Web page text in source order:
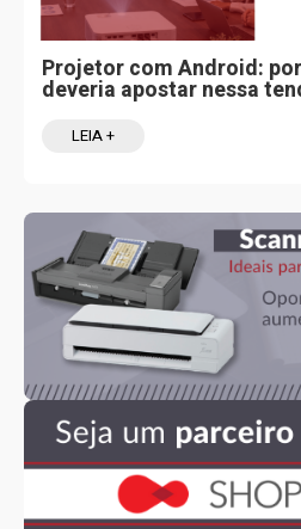
Projetor com Android:
deveria apostar nessa
LEIA +